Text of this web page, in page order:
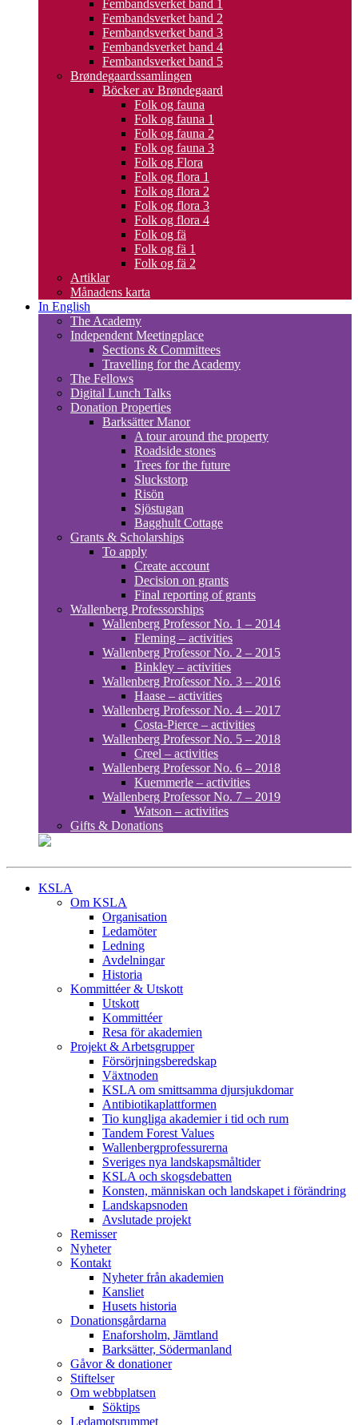
Fembandsverket band 1
Fembandsverket band 2
Fembandsverket band 3
Fembandsverket band 4
Fembandsverket band 5
Brøndegaardssamlingen
Böcker av Brøndegaard
Folk og fauna
Folk og fauna 1
Folk og fauna 2
Folk og fauna 3
Folk og Flora
Folk og flora 1
Folk og flora 2
Folk og flora 3
Folk og flora 4
Folk og fä
Folk og fä 1
Folk og fä 2
Artiklar
Månadens karta
In English
The Academy
Independent Meetingplace
Sections & Committees
Travelling for the Academy
The Fellows
Digital Lunch Talks
Donation Properties
Barksätter Manor
A tour around the property
Roadside stones
Trees for the future
Sluckstorp
Risön
Sjöstugan
Bagghult Cottage
Grants & Scholarships
To apply
Create account
Decision on grants
Final reporting of grants
Wallenberg Professorships
Wallenberg Professor No. 1 – 2014
Fleming – activities
Wallenberg Professor No. 2 – 2015
Binkley – activities
Wallenberg Professor No. 3 – 2016
Haase – activities
Wallenberg Professor No. 4 – 2017
Costa-Pierce – activities
Wallenberg Professor No. 5 – 2018
Creel – activities
Wallenberg Professor No. 6 – 2018
Kuemmerle – activities
Wallenberg Professor No. 7 – 2019
Watson – activities
Gifts & Donations
KSLA
Om KSLA
Organisation
Ledamöter
Ledning
Avdelningar
Historia
Kommittéer & Utskott
Utskott
Kommittéer
Resa för akademien
Projekt & Arbetsgrupper
Försörjningsberedskap
Växtnoden
KSLA om smittsamma djursjukdomar
Antibiotikaplattformen
Tio kungliga akademier i tid och rum
Tandem Forest Values
Wallenbergprofessurerna
Sveriges nya landskapsmåltider
KSLA och skogsdebatten
Konsten, människan och landskapet i förändring
Landskapsnoden
Avslutade projekt
Remisser
Nyheter
Kontakt
Nyheter från akademien
Kansliet
Husets historia
Donationsgårdarna
Enaforsholm, Jämtland
Barksätter, Södermanland
Gåvor & donationer
Stiftelser
Om webbplatsen
Söktips
Ledamotsrummet